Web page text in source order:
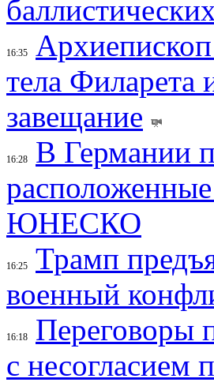
16:35
тела Филарета
завещание
16:28
В Германии
ЮНЕСКО
16:25
Трамп
военный
16:18
Переговоры
с несогласием